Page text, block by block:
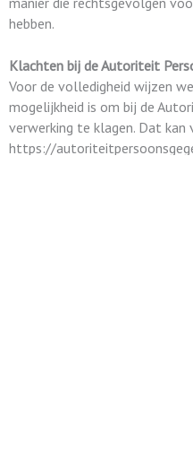
hebben.
Klachten bij de Autoriteit
Voor de volledigheid wijzen
mogelijkheid is om bij de
verwerking te klagen. Dat kan
https://